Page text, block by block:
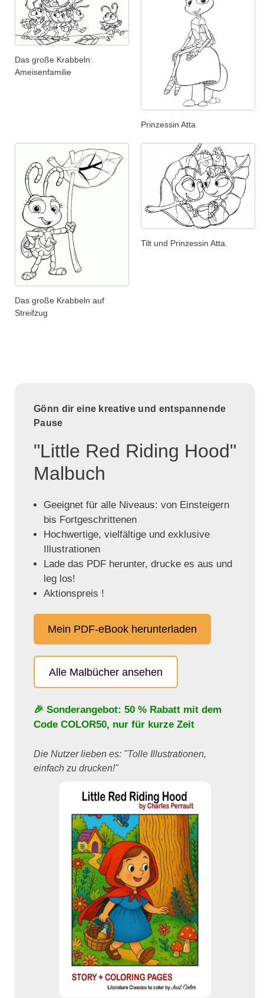
Das große Krabbeln:
Ameisenfamilie
Prinzessin Atta
Das große Krabbeln auf
Streifzug
Tilt und Prinzessin Atta.
Gönn dir eine kreative und entspannende
Pause
"Little Red Riding Hood"
Malbuch
Geeignet für alle Niveaus: von Einsteigern
bis Fortgeschrittenen
Hochwertige, vielfältige und exklusive
Illustrationen
Lade das PDF herunter, drucke es aus und
leg los!
Aktionspreis !
Mein PDF-eBook herunterladen
Alle Malbücher ansehen
🎉 Sonderangebot: 50 % Rabatt mit dem
Code COLOR50, nur für kurze Zeit
Die Nutzer lieben es: "Tolle Illustrationen,
einfach zu drucken!"